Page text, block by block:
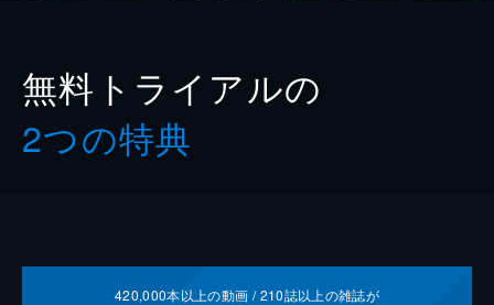
無料トライアルの
2つの特典
420,000本以上の動画 /210誌以上の雑誌が